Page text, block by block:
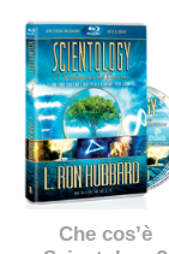
Che cos’è